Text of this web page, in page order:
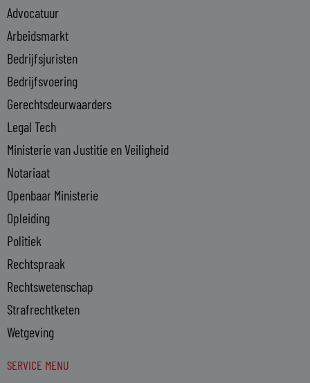
d
i
n
-
i
n
Advocatuur
Arbeidsmarkt
Bedrijfsjuristen
Bedrijfsvoering
Gerechtsdeurwaarders
Legal Tech
Ministerie van Justitie en Veiligheid
Notariaat
Openbaar Ministerie
Opleiding
Politiek
Rechtspraak
Rechtswetenschap
Strafrechtketen
Wetgeving
SERVICE MENU